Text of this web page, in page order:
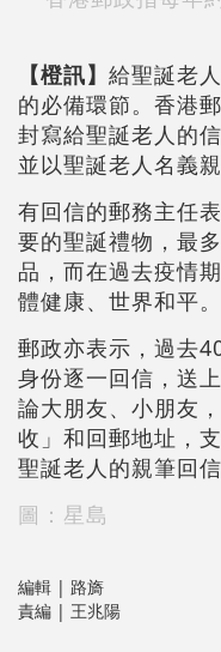
【橙訊】 給聖誕老
的必備環節。香港
封寫給聖誕老人的
並以聖誕老人名義親
有回信的郵務主任
要的聖誕禮物，最
品，而在過去疫情
體健康、世界和平。
郵政亦表示，過去
身份逐一回信，送
論大朋友、小朋友
收」和回郵地址，
聖誕老人的親筆回信
圖：星島
編輯 | 路旖
責編 | 王兆陽